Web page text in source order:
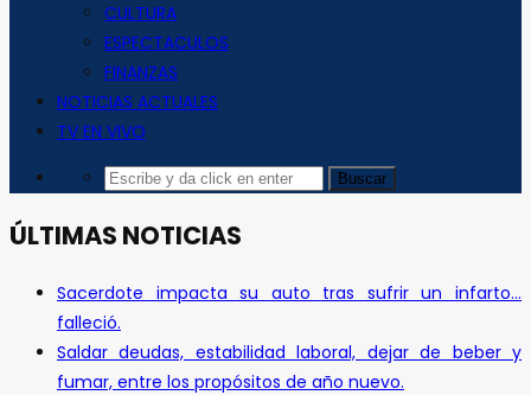
CULTURA
ESPECTACULOS
FINANZAS
NOTICIAS ACTUALES
TV EN VIVO
ÚLTIMAS NOTICIAS
Sacerdote impacta su auto tras sufrir un infarto…
falleció.
Saldar deudas, estabilidad laboral, dejar de beber y
fumar, entre los propósitos de año nuevo.